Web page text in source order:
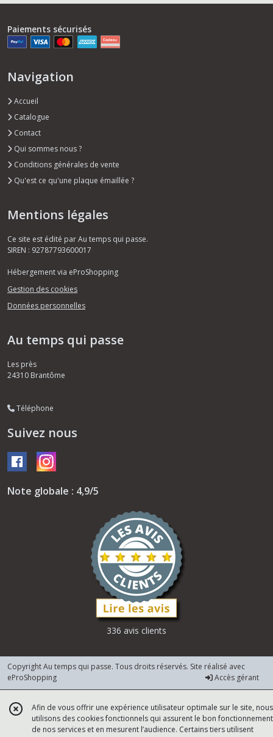
Paiements sécurisés
Navigation
Accueil
Catalogue
Contact
Qui sommes nous ?
Conditions générales de vente
Qu'est ce qu'une plaque émaillée ?
Mentions légales
Ce site est édité par Au temps qui passe.
SIREN : 92787793600017
Hébergement via eProShopping
Gestion des cookies
Données personnelles
Au temps qui passe
Les près
24310 Brantôme
Téléphone
Suivez nous
Note globale : 4,9/5
336 avis clients
Copyright Au temps qui passe. Tous droits réservés. Site réalisé avec
eProShopping
Accès gérant
Afin de vous offrir une expérience utilisateur optimale sur le site, nous
utilisons des cookies fonctionnels qui assurent le bon fonctionnement
de nos services et en mesurent l’audience. Certains tiers utilisent